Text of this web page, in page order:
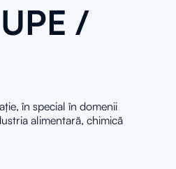
/
în special în domenii
alimentară, chimică